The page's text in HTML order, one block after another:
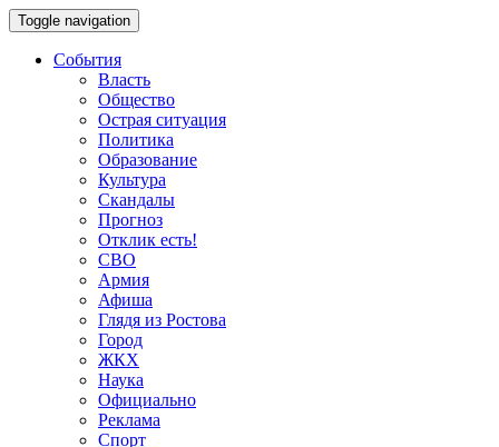
Toggle navigation
События
Власть
Общество
Острая ситуация
Политика
Образование
Культура
Скандалы
Прогноз
Отклик есть!
СВО
Армия
Афиша
Глядя из Ростова
Город
ЖКХ
Наука
Официально
Реклама
Спорт